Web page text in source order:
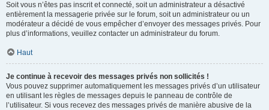
Soit vous n’êtes pas inscrit et connecté, soit un administrateur a désactivé
entièrement la messagerie privée sur le forum, soit un administrateur ou un
modérateur a décidé de vous empêcher d’envoyer des messages privés. Pour
plus d’informations, veuillez contacter un administrateur du forum.
Haut
Je continue à recevoir des messages privés non sollicités !
Vous pouvez supprimer automatiquement les messages privés d’un utilisateur
en utilisant les règles de messages depuis le panneau de contrôle de
l’utilisateur. Si vous recevez des messages privés de manière abusive de la